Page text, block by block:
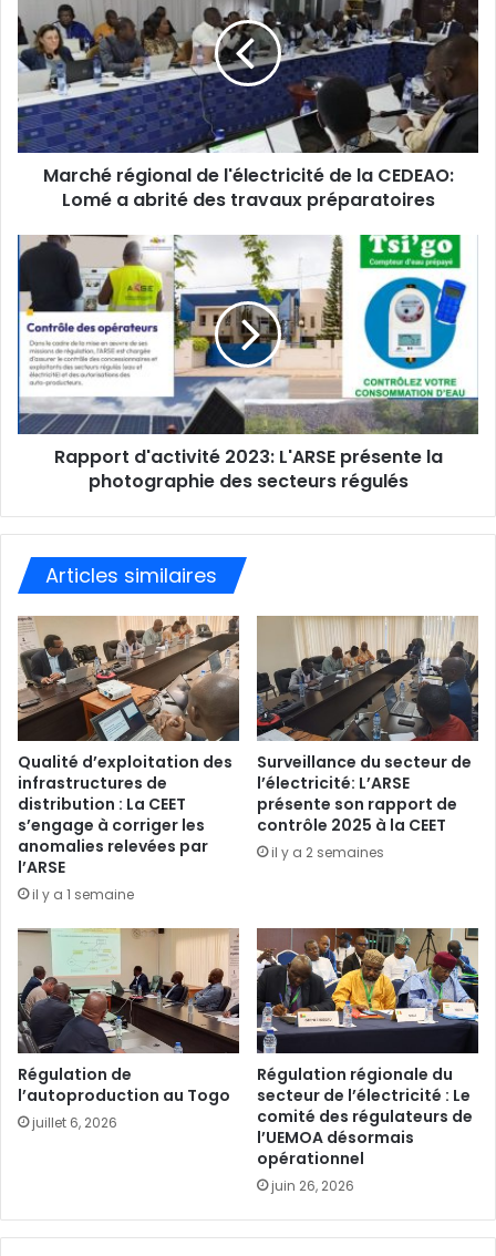
e
a
d
r
e
s
m
a
i
l
Marché régional de l'électricité de la CEDEAO:
Lomé a abrité des travaux préparatoires
Rapport d'activité 2023: L'ARSE présente la
photographie des secteurs régulés
Articles similaires
Qualité d’exploitation des
infrastructures de
distribution : La CEET
s’engage à corriger les
anomalies relevées par
l’ARSE
il y a 1 semaine
Surveillance du secteur de
l’électricité: L’ARSE
présente son rapport de
contrôle 2025 à la CEET
il y a 2 semaines
Régulation de
l’autoproduction au Togo
juillet 6, 2026
Régulation régionale du
secteur de l’électricité : Le
comité des régulateurs de
l’UEMOA désormais
opérationnel
juin 26, 2026